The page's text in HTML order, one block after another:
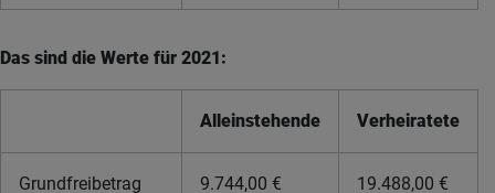
Das sind die Werte für 2021:
Alleinstehende Verheiratete
Grundfreibetrag 9.744,00 € 19.488,00 €